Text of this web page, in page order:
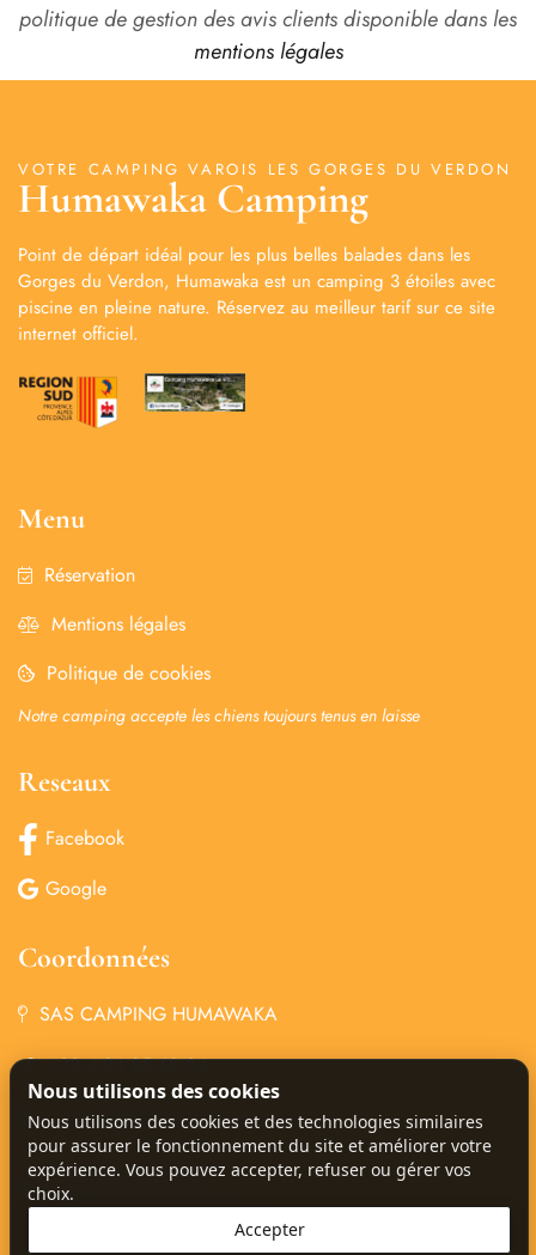
politique de gestion des avis clients disponible dans les
mentions légales
VOTRE CAMPING VAROIS LES GORGES DU VERDON
Humawaka Camping
Point de départ idéal pour les plus belles balades dans les
Gorges du Verdon, Humawaka est un camping 3 étoiles avec
piscine en pleine nature. Réservez au meilleur tarif sur ce site
internet officiel.
Menu
Réservation
Mentions légales
Politique de cookies
Notre camping accepte les chiens toujours tenus en laisse
Reseaux
Facebook
Google
Coordonnées
SAS CAMPING HUMAWAKA
+33 4 94 85 68 34
‏‏ ‎‏‎‎camping@humawaka.com
77 Chem. de Deroc,
83840 Comps-sur-Artuby
Nous utilisons des cookies
Nous utilisons des cookies et des technologies similaires
pour assurer le fonctionnement du site et améliorer votre
expérience. Vous pouvez accepter, refuser ou gérer vos
choix.
Accepter